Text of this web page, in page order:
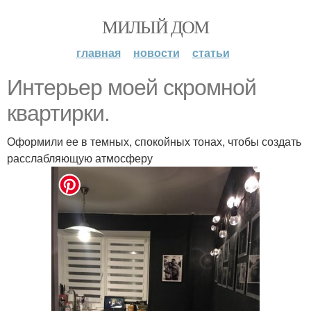
МИЛЫЙ ДОМ
главная новости статьи
Интерьер моей скромной
квартирки.
Оформили ее в темных, спокойных тонах, чтобы создать
расслабляющую атмосферу